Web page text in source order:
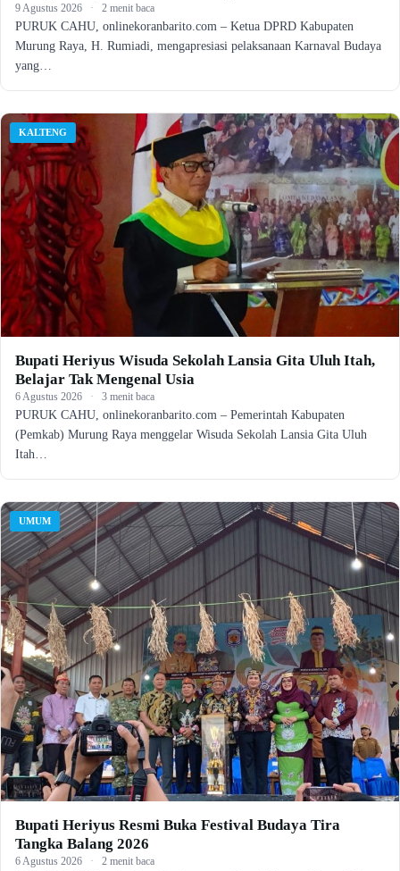
9 Agustus 2026 · 2 menit baca
PURUK CAHU, onlinekoranbarito.com – Ketua DPRD Kabupaten
Murung Raya, H. Rumiadi, mengapresiasi pelaksanaan Karnaval Budaya
yang…
KALTENG
Bupati Heriyus Wisuda Sekolah Lansia Gita Uluh Itah,
Belajar Tak Mengenal Usia
6 Agustus 2026 · 3 menit baca
PURUK CAHU, onlinekoranbarito.com – Pemerintah Kabupaten
(Pemkab) Murung Raya menggelar Wisuda Sekolah Lansia Gita Uluh
Itah…
UMUM
Bupati Heriyus Resmi Buka Festival Budaya Tira
Tangka Balang 2026
6 Agustus 2026 · 2 menit baca